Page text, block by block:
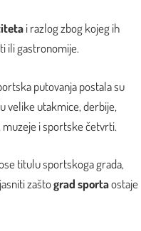
i razlog zbog kojeg ih
ili gastronomije.
putovanja postala su
velike utakmice, derbije,
muzeje i sportske četvrti.
titulu sportskoga grada,
zaštograd sportaostaje